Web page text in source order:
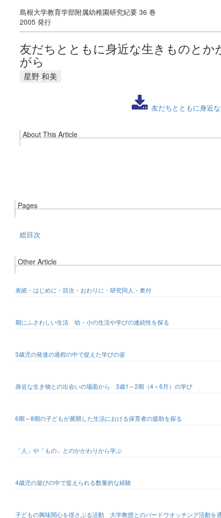
島根大学教育学部附属幼稚園研究紀要 36 巻
2005 発行
友だちとともに身近な生きものと
がら
星野 和美
友だちとともに身近
About This Article
Pages
総目次
Other Article
表紙・はじめに・目次・おわりに・研究同人・奥付
期にふさわしい生活 幼・小の生活や学びの連続性を探る
3歳児の発達の過程の中で捉えた学びの姿
身近な生き物との出会いの場面から 3歳1～2期（4～6月）の学び
6期～8期の子どもが展開した生活における保育者の援助を探る
「人」や「もの」とのかかわりから学ぶ
4歳児の遊びの中で捉えられる数量的な経験
子どもの興味関心を揺さぶる活動 大学教授とのバードウオッチング活動を